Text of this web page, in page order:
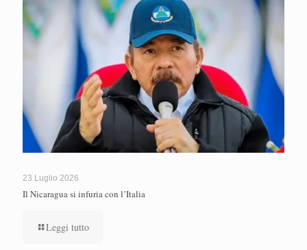
23 Luglio 2026
Il Nicaragua si infuria con l’Italia
Leggi tutto